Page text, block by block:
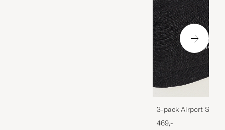
3-pack Airport
Melange
469,-